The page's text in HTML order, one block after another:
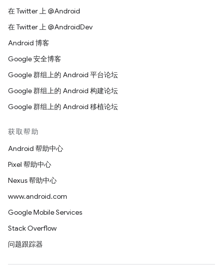
在 Twitter 上 @Android
在 Twitter 上 @AndroidDev
Android 博客
Google 安全博客
Google 群组上的 Android 平台论坛
Google 群组上的 Android 构建论坛
Google 群组上的 Android 移植论坛
获取帮助
Android 帮助中心
Pixel 帮助中心
Nexus 帮助中心
www.android.com
Google Mobile Services
Stack Overflow
问题跟踪器